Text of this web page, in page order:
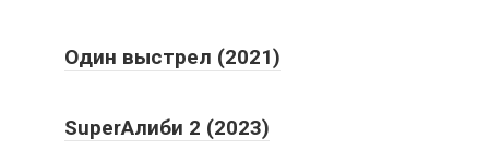
Один выстрел (2021)
SuperАлиби 2 (2023)